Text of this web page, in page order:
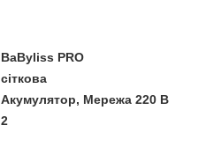
BaByliss PRO
сіткова
Акумулятор, Мережа 220 В
2